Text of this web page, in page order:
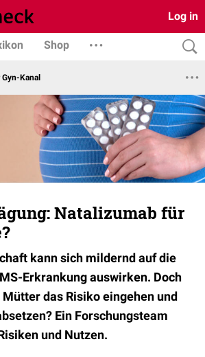
Log in
Shop
Kanal
Natalizumab für
kann sich mildernd auf die
Erkrankung auswirken. Doch
das Risiko eingehen und
Ein Forschungsteam
und Nutzen.